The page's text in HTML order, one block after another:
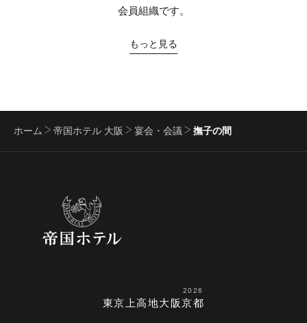
会員組織です。
もっと見る
ホーム 帝国ホテル 大阪 宴会・会議 撫子の間
東京 上高地大阪
2026
京都